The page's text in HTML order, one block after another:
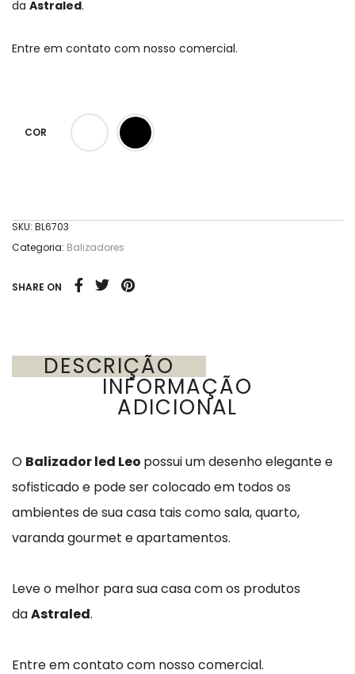
da Astraled.
Entre em contato com nosso comercial.
COR
SKU: BL6703
Categoria: Balizadores
SHARE ON
DESCRIÇÃO
INFORMAÇÃO
ADICIONAL
O Balizador led Leo possui um desenho elegante e
sofisticado e pode ser colocado em todos os
ambientes de sua casa tais como sala, quarto,
varanda gourmet e apartamentos.
Leve o melhor para sua casa com os produtos
daAstraled.
Entre em contato com nosso comercial.